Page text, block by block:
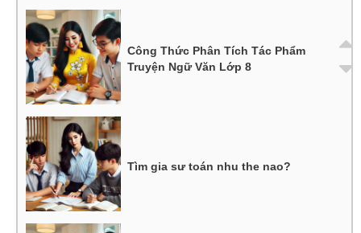
Công Thức Phân Tích Tác Phẩm
Truyện Ngữ Văn Lớp 8
Tìm gia sư toán nhu the nao?